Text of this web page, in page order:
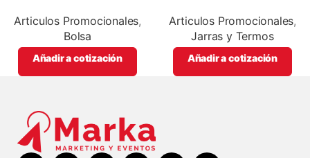
color
Articulos Promocionales,
Bolsa
Añadir a cotización
impresion full color
Articulos Promocionales,
Jarras y Termos
Añadir a cotización